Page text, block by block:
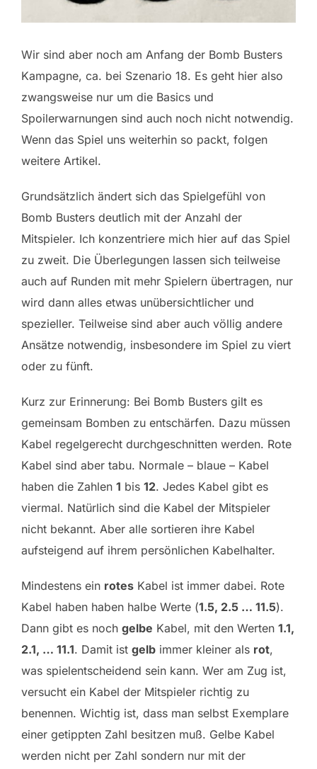
Wir sind aber noch am Anfang der Bomb Busters
Kampagne, ca. bei Szenario 18. Es geht hier also
zwangsweise nur um die Basics und
Spoilerwarnungen sind auch noch nicht notwendig.
Wenn das Spiel uns weiterhin so packt, folgen
weitere Artikel.
Grundsätzlich ändert sich das Spielgefühl von
Bomb Busters deutlich mit der Anzahl der
Mitspieler. Ich konzentriere mich hier auf das Spiel
zu zweit. Die Überlegungen lassen sich teilweise
auch auf Runden mit mehr Spielern übertragen, nur
wird dann alles etwas unübersichtlicher und
spezieller. Teilweise sind aber auch völlig andere
Ansätze notwendig, insbesondere im Spiel zu viert
oder zu fünft.
Kurz zur Erinnerung: Bei Bomb Busters gilt es
gemeinsam Bomben zu entschärfen. Dazu müssen
Kabel regelgerecht durchgeschnitten werden. Rote
Kabel sind aber tabu. Normale – blaue – Kabel
haben die Zahlen 1 bis 12. Jedes Kabel gibt es
viermal. Natürlich sind die Kabel der Mitspieler
nicht bekannt. Aber alle sortieren ihre Kabel
aufsteigend auf ihrem persönlichen Kabelhalter.
Mindestens ein rotes Kabel ist immer dabei. Rote
Kabel haben haben halbe Werte (1.5, 2.5 … 11.5).
Dann gibt es noch gelbe Kabel, mit den Werten 1.1,
2.1, … 11.1. Damit ist gelb immer kleiner als rot,
was spielentscheidend sein kann. Wer am Zug ist,
versucht ein Kabel der Mitspieler richtig zu
benennen. Wichtig ist, dass man selbst Exemplare
einer getippten Zahl besitzen muß. Gelbe Kabel
werden nicht per Zahl sondern nur mit der